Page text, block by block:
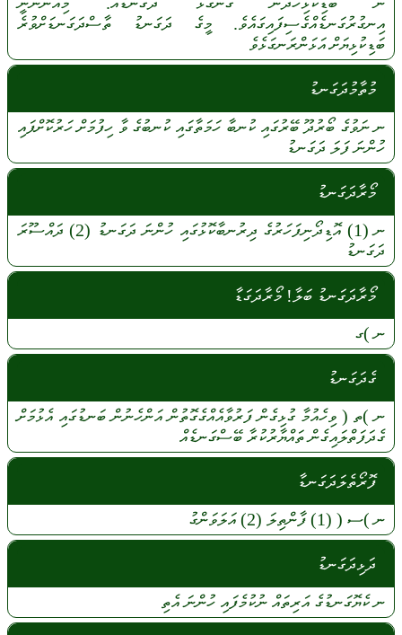
އިނގުރުގަނޑެއްގެސިފައިގައެވެ. މީގެ ދަގަނޑު ތާސްދަގަނޑަށްވުރެ
ބަޑިކުޅިޔަށްއަޅަންރަނގަޅެވެ
މުތާމުދަގަނޑު
ނނަވުގެބޯރުދޫބޭރުގައިކުނބާހަމަތާގައި ކުނބުގެވާ ހިފުމަށްހަރުކޮށްފައި
ހުންނަފަލަ ދަގަނޑު
މޯރާދަގަނޑު
ނ(1) އޮޑިދޯނިފަހަރުގެ ދިރުނބާކޮޅުގައި ހުންނަ ދަގަނޑު (2)
ދައްސޫރަ
ދަގަނޑު
މޯރާދަގަނޑު ބަލާ! މޯރާދަގަޑާ
ނ)ގ
ގެދަގަނޑު
ނ)ތ ( ވިހެއުމާ ގުޅިގެންފަރުވާއެއްގެގޮތުންއަންހެނުންބަނޑުގައިއެޅުމަށް
ގެދަފަތްލައިގެންތައްޔާރުކުރާބޭސްގަނޑެއް
ފޮރޯތެލަދަގަނޑާ
ނ)ސ ( (1) ފާންތިލަ (2) އަލަވަންގު
ދަޅިދަގަނޑު
ނކެޔޮގަނޑުގެއަރިތައް ނުކުމެފައި ހުންނައެތި